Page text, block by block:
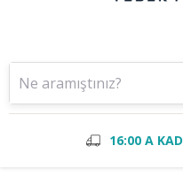
16:00 A